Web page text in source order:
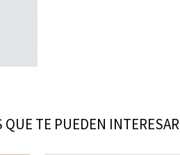
QUE TE PUEDEN INTERESAR